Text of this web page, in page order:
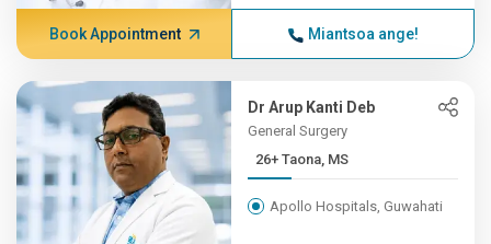
Book Appointment Miantsoa ange!
Dr Arup Kanti Deb
General Surgery
26+ Taona, MS
Apollo Hospitals, Guwahati